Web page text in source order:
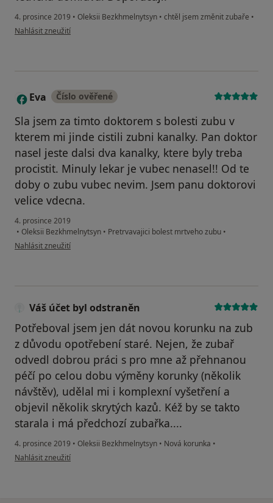
4. prosince 2019 • Oleksii Bezkhmelnytsyn • chtěl jsem změnit zubaře •
podle názoru uživatele Váš účet byl odstraněn
Nahlásit zneužití
E Eva Číslo ověřené
Sla jsem za timto doktorem s bolesti zubu v
kterem mi jinde cistili zubni kanalky. Pan doktor
nasel jeste dalsi dva kanalky, ktere byly treba
procistit. Minuly lekar je vubec nenasel!! Od te
doby o zubu vubec nevim. Jsem panu doktorovi
velice vdecna.
4. prosince 2019
• Oleksii Bezkhmelnytsyn • Pretrvavajici bolest mrtveho zubu •
podle názoru uživatele Eva
Nahlásit zneužití
Váš účet byl odstraněn
Potřeboval jsem jen dát novou korunku na zub
z důvodu opotřebení staré. Nejen, že zubař
odvedl dobrou práci s pro mne až přehnanou
péčí po celou dobu výměny korunky (několik
návštěv), udělal mi i komplexní vyšetření a
objevil několik skrytých kazů. Kéž by se takto
starala i má předchozí zubařka....
4. prosince 2019 • Oleksii Bezkhmelnytsyn • Nová korunka •
podle názoru uživatele Váš účet byl odstraněn
Nahlásit zneužití